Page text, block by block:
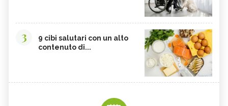
3
9 cibi salutari con un alto
contenuto di...